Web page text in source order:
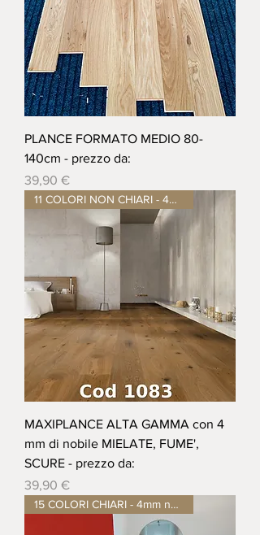
PLANCE FORMATO MEDIO 80-
140cm - prezzo da:
Prezzo
39,90 €
11 COLORI NON CHIARI - 4mm nob
MAXIPLANCE ALTA GAMMA con 4
mm di nobile MIELATE, FUME',
SCURE - prezzo da:
Prezzo
39,90 €
15 COLORI CHIARI - 4mm nobile